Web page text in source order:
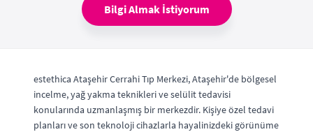
Bilgi Almak İstiyorum
estethica Ataşehir Cerrahi Tıp Merkezi, Ataşehir'de bölgesel
incelme, yağ yakma teknikleri ve selülit tedavisi
konularında uzmanlaşmış bir merkezdir. Kişiye özel tedavi
planları ve son teknoloji cihazlarla hayalinizdeki görünüme